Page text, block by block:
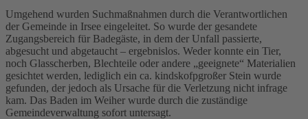
Umgehend wurden Suchmaßnahmen durch die Verantwortlichen
der Gemeinde in Irsee eingeleitet. So wurde der gesandete
Zugangsbereich für Badegäste, in dem der Unfall passierte,
abgesucht und abgetaucht – ergebnislos. Weder konnte ein Tier,
noch Glasscherben, Blechteile oder andere „geeignete“ Materialien
gesichtet werden, lediglich ein ca. kindskofpgroßer Stein wurde
gefunden, der jedoch als Ursache für die Verletzung nicht infrage
kam. Das Baden im Weiher wurde durch die zuständige
Gemeindeverwaltung sofort untersagt.